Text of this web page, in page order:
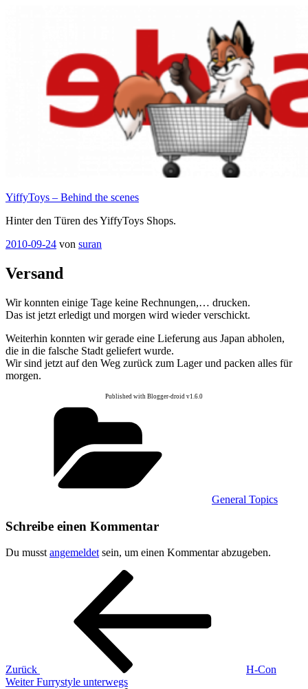
YiffyToys – Behind the scenes
Hinter den Türen des YiffyToys Shops.
Veröffentlicht
2010-09-24 von suran
Versand
Wir konnten einige Tage keine Rechnungen,… drucken.
Das ist jetzt erledigt und morgen wird wieder verschickt.
Weiterhin konnten wir gerade eine Lieferung aus Japan abholen,
die in die falsche Stadt geliefert wurde.
Wir sind jetzt auf den Weg zurück zum Lager und packen alles für
morgen.
Published with Blogger-droid v1.6.0
General Topics
Schreibe einen Kommentar
Du musst angemeldet sein, um einen Kommentar abzugeben.
Beitragsnavigation
Zurück
H-Con
Nächster
Weiter Furrystyle unterwegs